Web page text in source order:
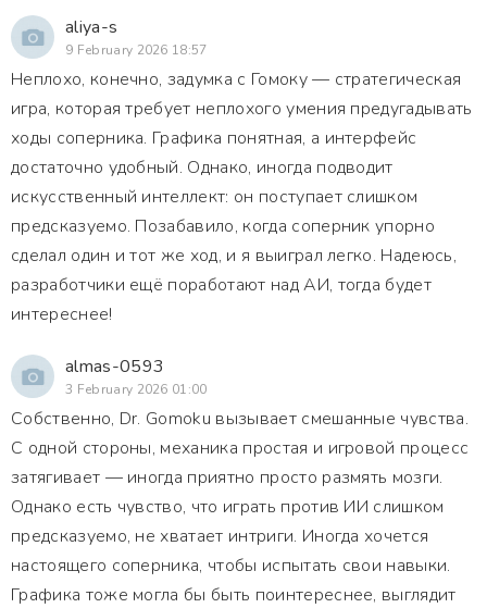
aliya-s
9 February 2026 18:57
Неплохо, конечно, задумка с Гомоку — стратегическая
игра, которая требует неплохого умения предугадывать
ходы соперника. Графика понятная, а интерфейс
достаточно удобный. Однако, иногда подводит
искусственный интеллект: он поступает слишком
предсказуемо. Позабавило, когда соперник упорно
сделал один и тот же ход, и я выиграл легко. Надеюсь,
разработчики ещё поработают над АИ, тогда будет
интереснее!
almas-0593
3 February 2026 01:00
Собственно, Dr. Gomoku вызывает смешанные чувства.
С одной стороны, механика простая и игровой процесс
затягивает — иногда приятно просто размять мозги.
Однако есть чувство, что играть против ИИ слишком
предсказуемо, не хватает интриги. Иногда хочется
настоящего соперника, чтобы испытать свои навыки.
Графика тоже могла бы быть поинтереснее, выглядит